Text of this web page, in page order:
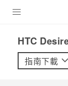
VIVE
HTC
指南下載